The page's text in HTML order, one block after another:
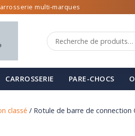
multi-marques
CARROSSERIE PARE-CHOCS
classé / Rotule de barre de connection